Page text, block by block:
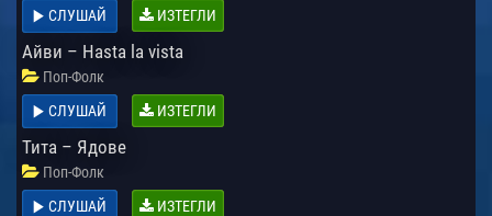
СЛУШАЙ
ИЗТЕГЛИ
Айви – Hasta la vista
Поп-Фолк
СЛУШАЙ
ИЗТЕГЛИ
Тита – Ядове
Поп-Фолк
СЛУШАЙ
ИЗТЕГЛИ